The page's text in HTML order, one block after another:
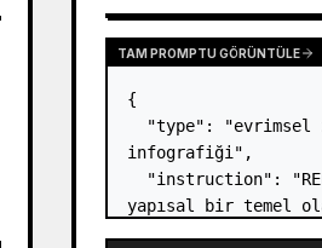
TAM PROMPTU GÖRÜNTÜLE
{
"type": "evrimsel
infografiği",
"instruction":
yapısal bir temel